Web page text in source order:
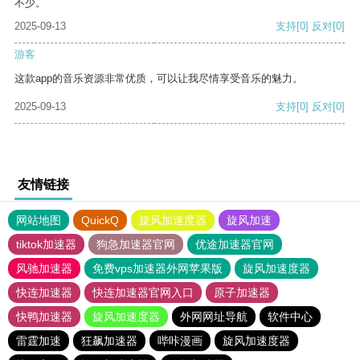
不少。
2025-09-13
支持[0] 反对[0]
游客
这款app的音乐资源非常优质，可以让我尽情享受音乐的魅力。
2025-09-13 支持[0] 反对[0]
友情链接
网站地图 QuickQ 旋风加速度器
旋风加速
tiktok加速器
狗急加速器官网
优途加速器官网
风驰加速器
免费vps加速器外网苹果版
旋风加速度器
快连加速器
快连加速器官网入口
原子加速器
快鸭加速器
旋风加速度器 外网网址导航
软件中心
雷霆加速
狂飙加速器 哔咔漫画
旋风加速度器